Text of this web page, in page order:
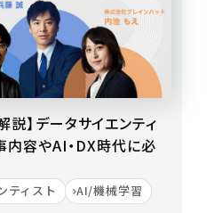
説】データサイエンティ
内容やAI・DX時代に必
ティスト AI/機械学習